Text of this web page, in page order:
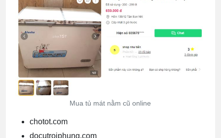
Mua tủ mát nằm cũ online
chotot.com
docutroiphung.com